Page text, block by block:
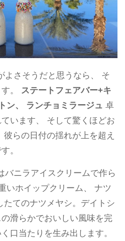
よさそうだと思うなら、 そ
。 ステートフェアバー+キ
ン、 ランチョミラージュ 卓
います、 そして驚くほどお
らの日付の揺れが上を超え
。
バニラアイスクリームで作ら
いホイップクリーム、 ナツ
たてのナツメヤシ。デイトシ
滑らかでおいしい風味を完
口当たりを生み出します。